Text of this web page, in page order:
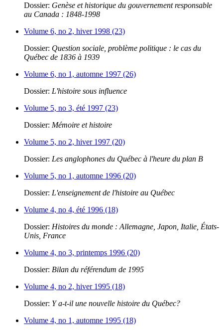
Dossier: Genèse et historique du gouvernement responsable
au Canada : 1848-1998
Volume 6, no 2, hiver 1998 (23)
Dossier: Question sociale, problème politique : le cas du
Québec de 1836 à 1939
Volume 6, no 1, automne 1997 (26)
Dossier: L'histoire sous influence
Volume 5, no 3, été 1997 (23)
Dossier: Mémoire et histoire
Volume 5, no 2, hiver 1997 (20)
Dossier: Les anglophones du Québec à l'heure du plan B
Volume 5, no 1, automne 1996 (20)
Dossier: L'enseignement de l'histoire au Québec
Volume 4, no 4, été 1996 (18)
Dossier: Histoires du monde : Allemagne, Japon, Italie, États-
Unis, France
Volume 4, no 3, printemps 1996 (20)
Dossier: Bilan du référendum de 1995
Volume 4, no 2, hiver 1995 (18)
Dossier: Y a-t-il une nouvelle histoire du Québec?
Volume 4, no 1, automne 1995 (18)